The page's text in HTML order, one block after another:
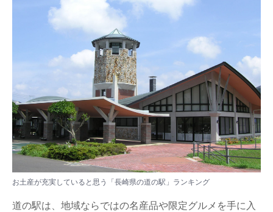
お土産が充実していると思う「長崎県の道の駅」ランキング
道の駅は、地域ならではの名産品や限定グルメを手に入